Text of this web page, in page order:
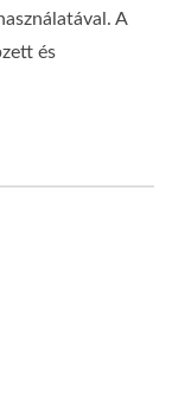
A
és